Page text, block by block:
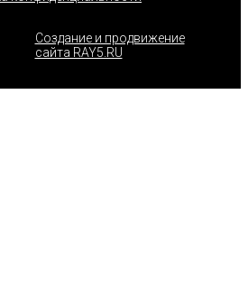
Создание и продвижение
сайта RAY5.RU